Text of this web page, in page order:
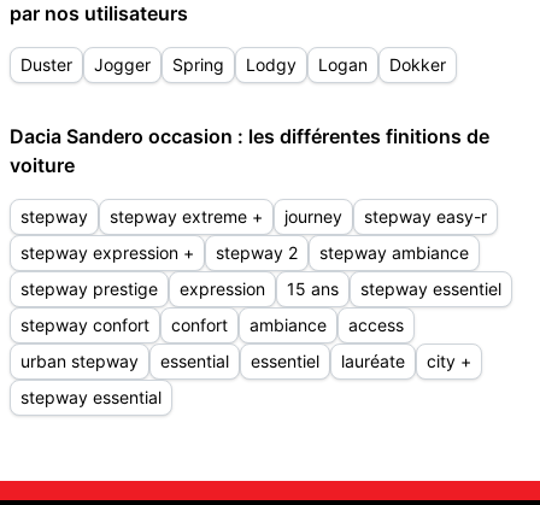
par nos utilisateurs
Duster Jogger Spring Lodgy Logan Dokker
Dacia Sandero occasion : les différentes finitions de
voiture
stepway stepway extreme + journey
stepway easy-r
stepway expression +
stepway 2
stepway ambiance
stepway prestige
expression 15 ans
stepway essentiel
stepway confort
confort ambiance
access
urban stepway
essential essentiel lauréate
city +
stepway essential